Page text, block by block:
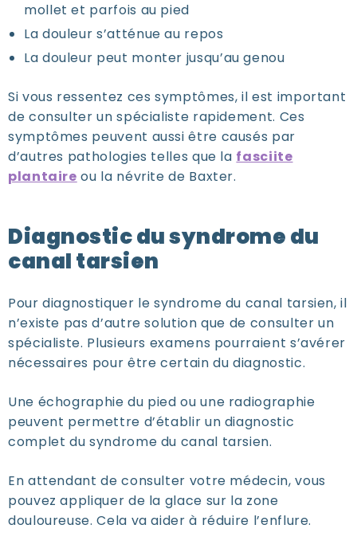
mollet et parfois au pied
La douleur s’atténue au repos
La douleur peut monter jusqu’au genou
Si vous ressentez ces symptômes, il est important
de consulter un spécialiste rapidement. Ces
symptômes peuvent aussi être causés par
d’autres pathologies telles que la fasciite
plantaire ou la névrite de Baxter.
Diagnostic du syndrome du
canal tarsien
Pour diagnostiquer le syndrome du canal tarsien, il
n’existe pas d’autre solution que de consulter un
spécialiste. Plusieurs examens pourraient s’avérer
nécessaires pour être certain du diagnostic.
Une échographie du pied ou une radiographie
peuvent permettre d’établir un diagnostic
complet du syndrome du canal tarsien.
En attendant de consulter votre médecin, vous
pouvez appliquer de la glace sur la zone
douloureuse. Cela va aider à réduire l’enflure.